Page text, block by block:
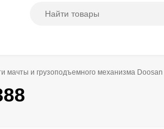
мачты и грузоподъемного механизма Doosan